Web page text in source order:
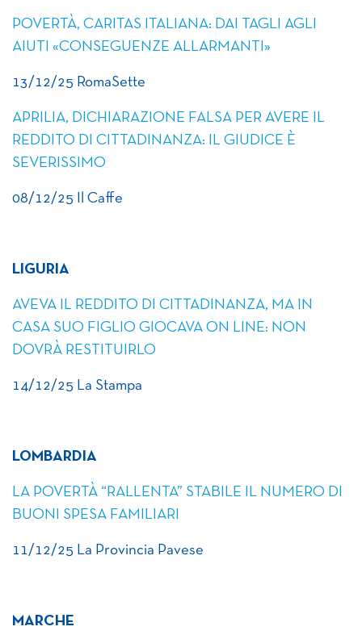
POVERTÀ, CARITAS ITALIANA: DAI TAGLI AGLI
AIUTI «CONSEGUENZE ALLARMANTI»
13/12/25 RomaSette
APRILIA, DICHIARAZIONE FALSA PER AVERE IL
REDDITO DI CITTADINANZA: IL GIUDICE È
SEVERISSIMO
08/12/25 Il Caffe
LIGURIA
AVEVA IL REDDITO DI CITTADINANZA, MA IN
CASA SUO FIGLIO GIOCAVA ON LINE: NON
DOVRÀ RESTITUIRLO
14/12/25 La Stampa
LOMBARDIA
LA POVERTÀ “RALLENTA” STABILE IL NUMERO DI
BUONI SPESA FAMILIARI
11/12/25 La Provincia Pavese
MARCHE